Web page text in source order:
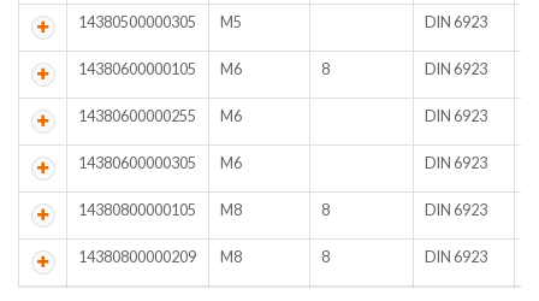
14380500000305 M5 DIN 6923
14380600000105 M6 8 DIN 6923
14380600000255 M6 DIN 6923
14380600000305 M6 DIN 6923
14380800000105 M8 8 DIN 6923
14380800000209 M8 8 DIN 6923